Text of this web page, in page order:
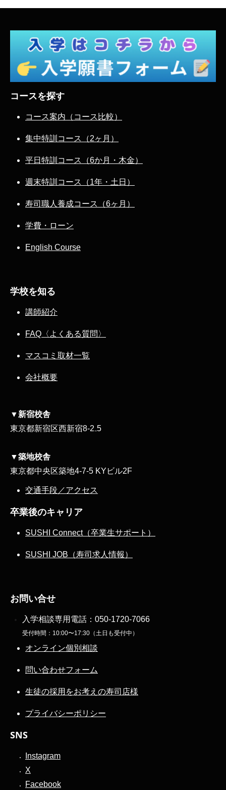
コースを探す
コース案内（コース比較）
集中特訓コース（2ヶ月）
平日特訓コース（6か月・木金）
週末特訓コース（1年・土日）
寿司職人養成コース（6ヶ月）
学費・ローン
English Course
学校を知る
講師紹介
FAQ〈よくある質問〉
マスコミ取材一覧
会社概要
▼新宿校舎
東京都新宿区西新宿8‐2₋5
▼築地校舎
東京都中央区築地4-7-5 KYビル2F
交通手段／アクセス
卒業後のキャリア
SUSHI Connect（卒業生サポート）
SUSHI JOB（寿司求人情報）
お問い合せ
入学相談専用電話： 050-1720-7066
受付時間：10:00〜17:30（土日も受付中）
オンライン個別相談
問い合わせフォーム
生徒の採用をお考えの寿司店様
プライバシーポリシー
SNS
Instagram
X
Facebook